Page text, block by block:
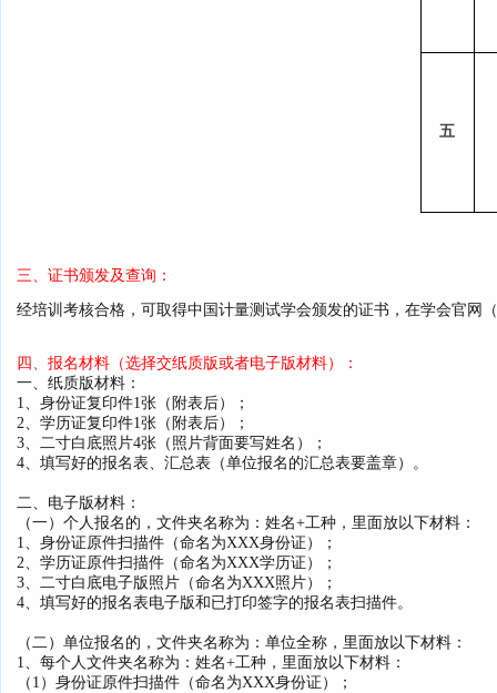
五
三、证书颁发及查询：
经培训考核合格，可取得中国计量测试学会颁发的证书，在学会官网（
四、报名材料（选择交纸质版或者电子版材料）：
一、纸质版材料：
1、身份证复印件1张（附表后）；
2、学历证复印件1张（附表后）；
3、二寸白底照片4张（照片背面要写姓名）；
4、填写好的报名表、汇总表（单位报名的汇总表要盖章）。
二、电子版材料：
（一）个人报名的，文件夹名称为：姓名+工种，里面放以下材料：
1、身份证原件扫描件（命名为XXX身份证）；
2、学历证原件扫描件（命名为XXX学历证）；
3、二寸白底电子版照片（命名为XXX照片）；
4、填写好的报名表电子版和已打印签字的报名表扫描件。
（二）单位报名的，文件夹名称为：单位全称，里面放以下材料：
1、每个人文件夹名称为：姓名+工种，里面放以下材料：
（1）身份证原件扫描件（命名为XXX身份证）；